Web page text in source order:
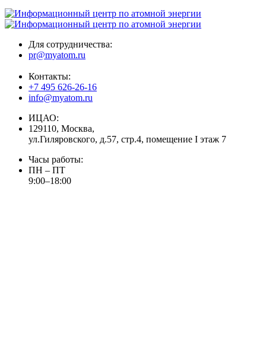
Для сотрудничества:
pr@myatom.ru
Контакты:
+7 495 626-26-16
info@myatom.ru
ИЦАО:
129110, Москва,
ул.Гиляровского, д.57, стр.4, помещение I этаж 7
Часы работы:
ПН – ПТ
9:00–18:00